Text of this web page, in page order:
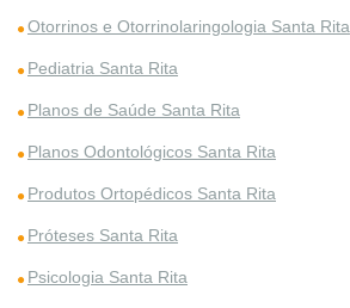
Otorrinos e Otorrinolaringologia Santa Rita
Pediatria Santa Rita
Planos de Saúde Santa Rita
Planos Odontológicos Santa Rita
Produtos Ortopédicos Santa Rita
Próteses Santa Rita
Psicologia Santa Rita